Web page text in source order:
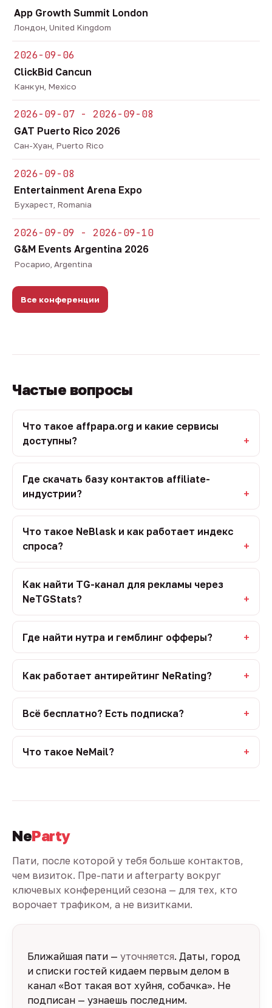
App Growth Summit London
Лондон, United Kingdom
2026-09-06
ClickBid Cancun
Канкун, Mexico
2026-09-07 - 2026-09-08
GAT Puerto Rico 2026
Сан-Хуан, Puerto Rico
2026-09-08
Entertainment Arena Expo
Бухарест, Romania
2026-09-09 - 2026-09-10
G&M Events Argentina 2026
Росарио, Argentina
Все конференции
Частые вопросы
Что такое affpapa.org и какие сервисы
доступны?
Где скачать базу контактов affiliate-
индустрии?
Что такое NeBlask и как работает индекс
спроса?
Как найти TG-канал для рекламы через
NeTGStats?
Где найти нутра и гемблинг офферы?
Как работает антирейтинг NeRating?
Всё бесплатно? Есть подписка?
Что такое NeMail?
NeParty
Пати, после которой у тебя больше контактов,
чем визиток. Пре-пати и afterparty вокруг
ключевых конференций сезона — для тех, кто
ворочает трафиком, а не визитками.
Ближайшая пати — уточняется. Даты, город
и списки гостей кидаем первым делом в
канал «Вот такая вот хуйня, собачка». Не
подписан — узнаешь последним.